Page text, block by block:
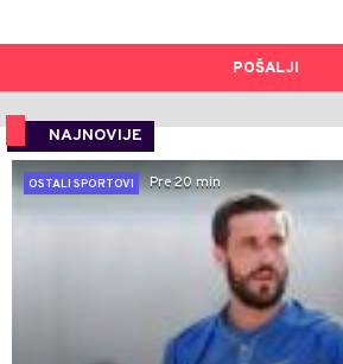
POŠALJI
NAJNOVIJE
OSTALI SPORTOVI
Pre 20 min